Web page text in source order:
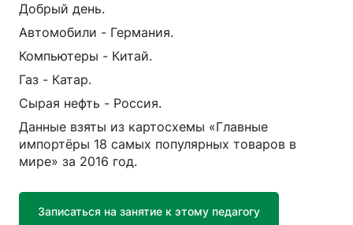
Добрый день.
Автомобили - Германия.
Компьютеры - Китай.
Газ - Катар.
Сырая нефть - Россия.
Данные взяты из картосхемы «Главные
импортёры 18 самых популярных товаров в
мире» за 2016 год.
Записаться на занятие к этому педагогу